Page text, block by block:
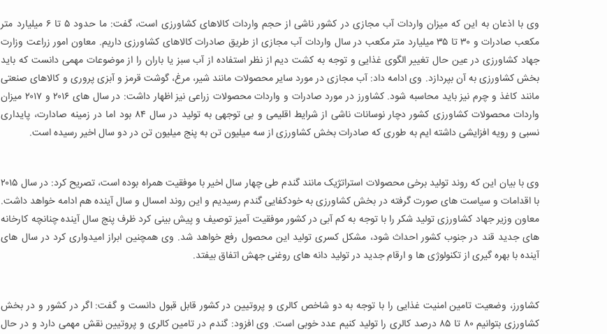
وی با اذعان به این که میزان واردات آب مجازی در کشور ناشی از حجم واردات کالاهای کشاورزی است، گفت: ما حدود ۵ تا ۶ میلیارد متر
مکعب صادرات و ۳۰ تا ۳۵ میلیارد متر مکعب در سال واردات آب مجازی از طریق صادرات کالاهای کشاورزی داریم. معاون امور زراعت وزارت
جهاد کشاورزی در عین حال تغییر الگوی غذایی و توجه به کشت دیم از نظر استفاده از آب سبز یا باران را از موضوعات مهمی دانست که باید
بخش کشاورزی به آن بپردازد. وی ادامه داد: آب مجازی در مورد سایر محصولات مانند شیر، مرغ، گوشت قرمز و آبزی پروری و کالاهای صنعتی
مانند کاغذ و چرم نیز باید محاسبه شود. کشاورز در مورد صادرات و واردات محصولات زراعی نیز اظهار داشت: در سال های ۲۰۱۶ و ۲۰۱۷ میزان
واردات محصولات کشاورزی کشور دچار نوسانات ناشی از شرایط اقلیمی و بی توجهی به تولید در سال ۸۴ بود اما در زمینه صادارت، پایداری
نسبی و رویه افزایشی داشته ایم به طوری که صادرات بخش کشاورزی از سه میلیون تن به پنج میلیون تن در دو سال اخیر رسیده است.
وی با بیان این که روند تولید برخی محصولات استراتژیک مانند گندم طی چهار سال اخیر با موفقیت همراه بوده است، تصریح کرد: در سال ۲۰۱۵
با اقدامات و سیاست های صورت گرفته در بخش کشاورزی به خودکفایی گندم رسیدیم و این روند امسال و سال آینده هم ادامه خواهد داشت.
معاون وزیر جهاد کشاورزی تولید شکر را با توجه به کم آبی در کشور موفقیت آمیز توصیف و پیش بینی کرد ظرف پنج سال آینده چنانچه کارخانه
های جدید قند در جنوب کشور احداث شود، مشکل کسری تولید این محصول رفع خواهد شد. وی همچنین ابراز امیدواری کرد در سال های
آینده با بهره گیری از تکنولوژی ها و ارقام جدید در تولید دانه های روغنی جهش اتفاق بیفتد.
کشاورز، وضعیت تامین امنیت غذایی را با توجه به دو شاخص کالری و پروتیین در کشور قابل قبول دانست و گفت: اگر در کشور و در بخش
کشاورزی بتوانیم ۸۰ تا ۸۵ درصد کالری را تولید کنیم عدد خوبی است. وی افزود: گندم در تامین کالری و پروتیین نقش مهمی دارد و در حال